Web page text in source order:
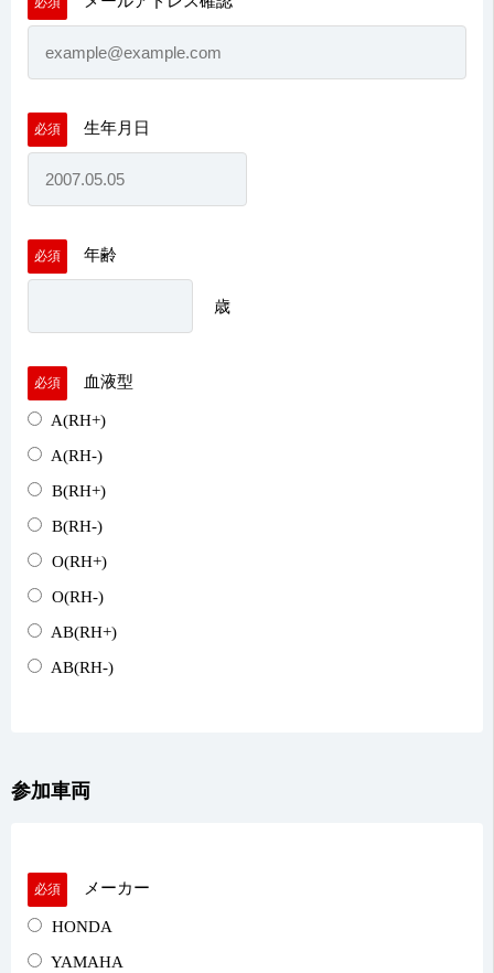
必須 生年月日
必須 年齢
歳
必須 血液型
A(RH+)
A(RH-)
B(RH+)
B(RH-)
O(RH+)
O(RH-)
AB(RH+)
AB(RH-)
参加車両
必須 メーカー
HONDA
YAMAHA